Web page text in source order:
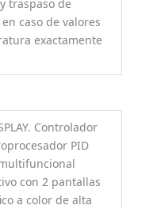
traspaso de
caso de valores
exactamente
Controlador
PID
con 2 pantallas
a color de alta